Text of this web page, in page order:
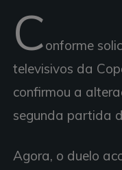
Conforme
televisivos da
confirmou a
segunda partida
Agora, o duelo